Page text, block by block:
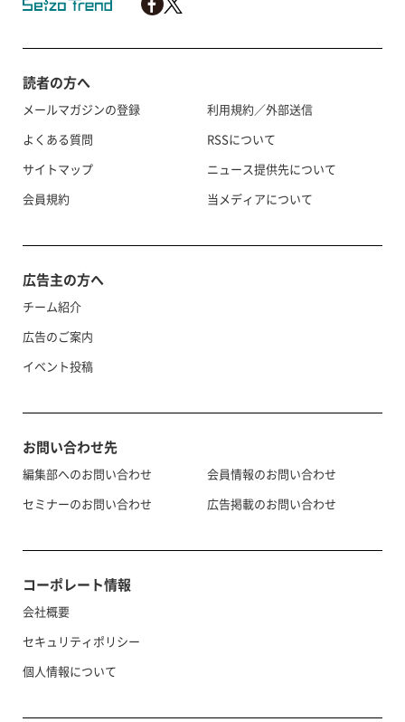
読者の方へ
メールマガジンの登録
よくある質問
サイトマップ
会員規約
利用規約／外部送信
RSSについて
ニュース提供先について
当メディアについて
広告主の方へ
チーム紹介
広告のご案内
イベント投稿
お問い合わせ先
編集部へのお問い合わせ
セミナーのお問い合わせ
会員情報のお問い合わせ
広告掲載のお問い合わせ
コーポレート情報
会社概要
セキュリティポリシー
個人情報について